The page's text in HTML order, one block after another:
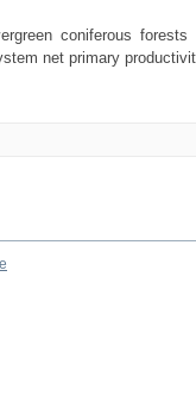
coniferous
net primary